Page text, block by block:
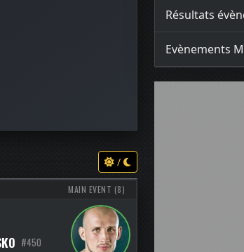
/
MAIN EVENT (8)
#450
Résultats
Evènements